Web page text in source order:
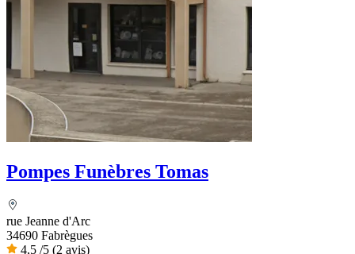
Pompes Funèbres Tomas
rue Jeanne d'Arc
34690 Fabrègues
4,5 /5 (2 avis)